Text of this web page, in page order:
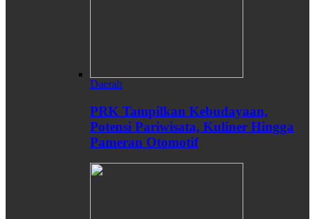
Daerah
PRK Tampilkan Kebudayaan,
Potensi Pariwisata, Kuliner Hingga
Pameran Otomotif